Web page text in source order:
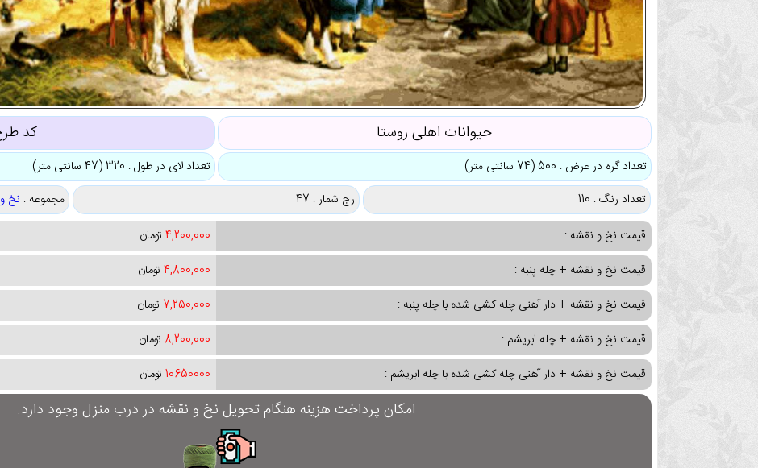
حیوانات اهلی روستا کد
تعداد گره در عرض : 500 (74 سانتی متر)
تعداد لای در طول : 320 (47 سانتی متر)
تعداد رنگ : 110
رج شمار : 47 مجموعه : نخ
قیمت نخ و نقشه :
4,200,000 تومان
قیمت نخ و نقشه + چله پنبه :
4,800,000 تومان
قیمت نخ و نقشه + دار آهنی چله کشی شده با چله پنبه :
7,250,000 تومان
قیمت نخ و نقشه + چله ابریشم :
8,200,000 تومان
قیمت نخ و نقشه + دار آهنی چله کشی شده با چله ابریشم :
10650000 تومان
امکان پرداخت هزینه هنگام تحویل نخ و نقشه در درب منزل وجود دارد.